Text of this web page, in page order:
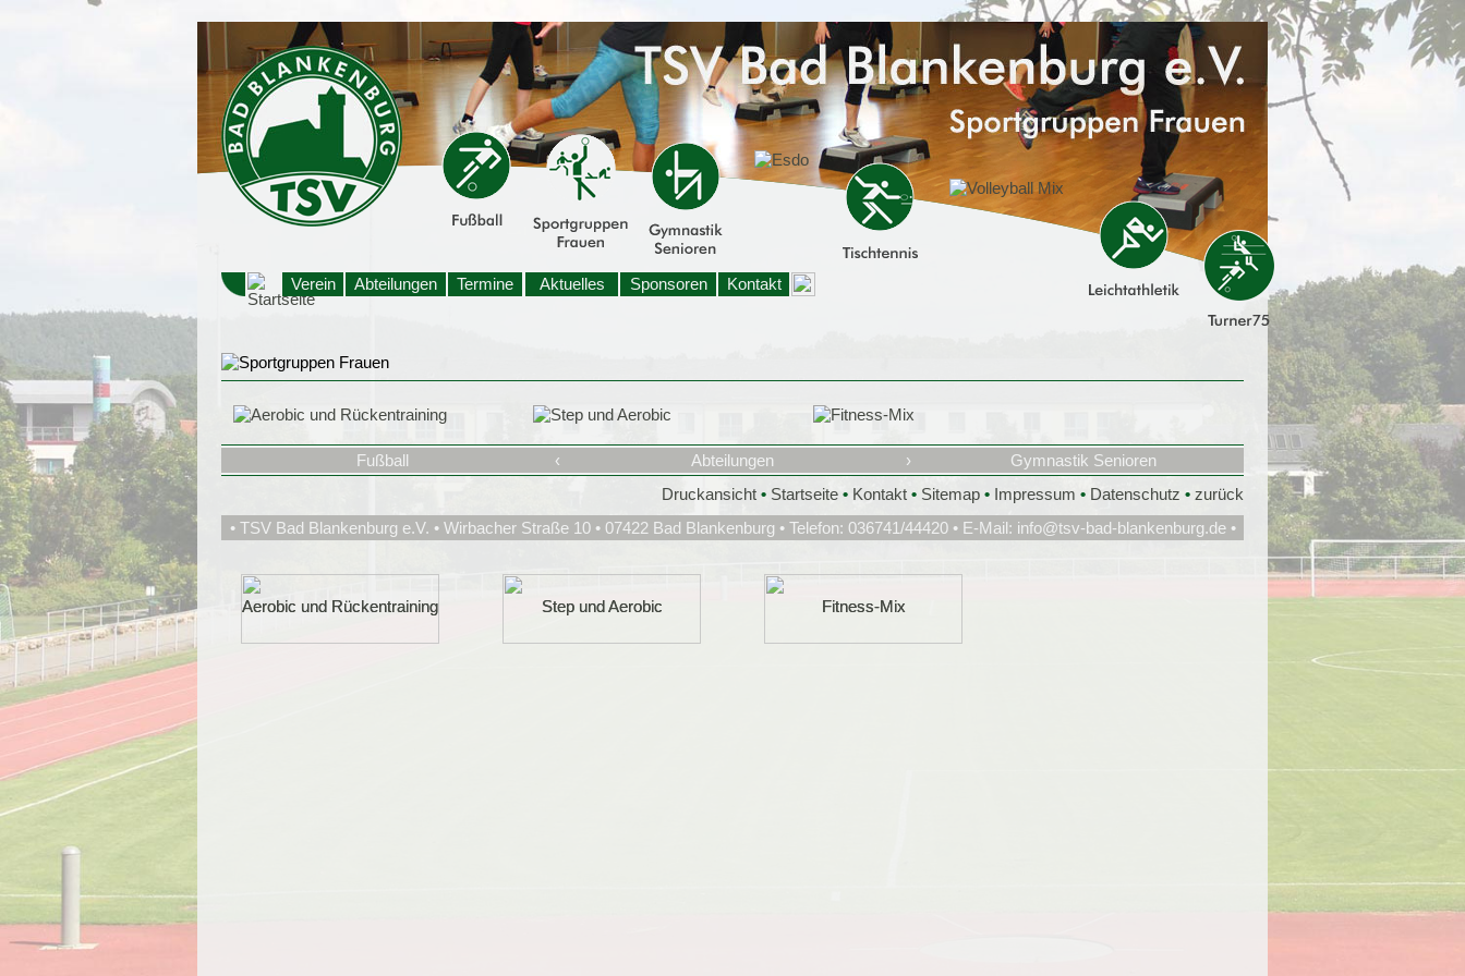
Verein Abteilungen Termine Aktuelles Sponsoren Kontakt
Aerobic und Rückentraining
Aerobic und Rückentraining Step und Aerobic
Step und Aerobic Fitness-Mix
Fitness-Mix
Fußball ‹ Abteilungen ›
Gymnastik Senioren
Druckansicht • Startseite • Kontakt • Sitemap • Impressum • Datenschutz • zurück
• TSV Bad Blankenburg e.V. • Wirbacher Straße 10 • 07422 Bad Blankenburg • Telefon: 036741/44420 • E-Mail: info@tsv-bad-blankenburg.de•